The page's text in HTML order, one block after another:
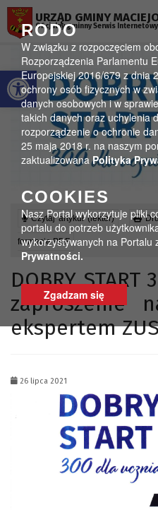
Otwórz pasek narzędzi
RODO
W związku z rozpoczęciem
Rozporządzenia Parlamentu
Europejskiej 2016/679 z dnia
ochrony osób fizycznych w
danych osobowych i w
takich danych oraz uchylenia
rozporządzenie o ochronie
25 maja 2018 r. na naszym
zaktualizowanaPolityka
COOKIES
Nasz Portal wykorzytuje pliki
portalu do potrzeb
wykorzystywanych na Portalu
Prywatności.
Zgadzam się
URZĄD GMINY
Oficjalny gminny Serwis Internetowy
Czytaj artykuł (lektor)
formacie PDF
DOBRY
zaproszenie
ekspertem
26 lipca 2021